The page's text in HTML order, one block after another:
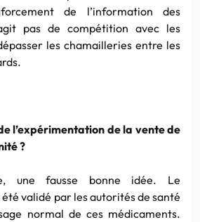
de l’information des
pas de compétition avec les
les chamailleries entre les
l’expérimentation de la vente de
?
une fausse bonne idée. Le
validé par les autorités de santé
normal de ces médicaments.